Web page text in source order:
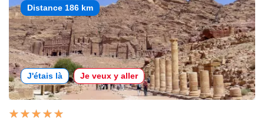
Distance 186 km
J'étais là Je veux y aller